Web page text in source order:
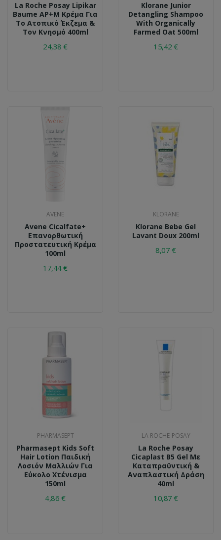
La Roche Posay Lipikar
Baume AP+M Κρέμα Για
Το Ατοπικό Έκζεμα &
Τον Κνησμό 400ml
24,38 €
Klorane Junior
Detangling Shampoo
With Organically
Farmed Oat 500ml
15,42 €
AVENE
Avene Cicalfate+
Επανορθωτική
Προστατευτική Κρέμα
100ml
17,44 €
KLORANE
Klorane Bebe Gel
Lavant Doux 200ml
8,07 €
PHARMASEPT
Pharmasept Kids Soft
Hair Lotion Παιδική
Λοσιόν Μαλλιών Για
Εύκολο Χτένισμα
150ml
4,86 €
LA ROCHE-POSAY
La Roche Posay
Cicaplast B5 Gel Με
Καταπραϋντική &
Αναπλαστική Δράση
40ml
10,87 €